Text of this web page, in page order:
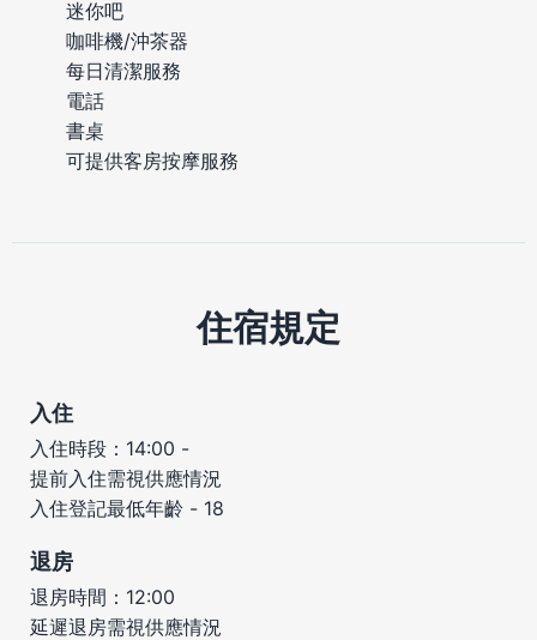
迷你吧
咖啡機/沖茶器
每日清潔服務
電話
書桌
可提供客房按摩服務
住宿規定
入住
入住時段：14:00 -
提前入住需視供應情況
入住登記最低年齡 - 18
退房
退房時間：12:00
延遲退房需視供應情況